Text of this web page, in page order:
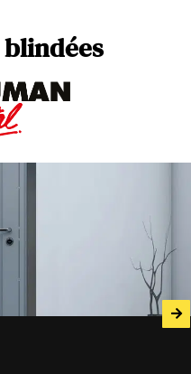
blindées